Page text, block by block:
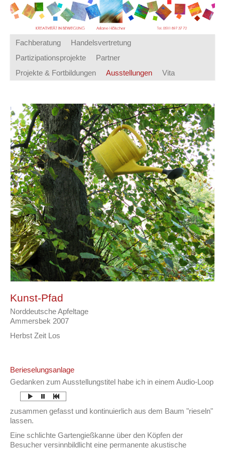
Fachberatung
Handelsvertretung
Partizipationsprojekte
Partner
Projekte & Fortbildungen
Ausstellungen Vita
Kunst-Pfad
Norddeutsche Apfeltage
Ammersbek 2007
Herbst Zeit Los
Berieselungsanlage
Gedanken zum Ausstellungstitel habe ich in einem Audio-Loop
zusammen gefasst und kontinuierlich aus dem Baum "rieseln"
lassen.
Eine schlichte Gartengießkanne über den Köpfen der
Besucher versinnbildlicht eine permanente akustische